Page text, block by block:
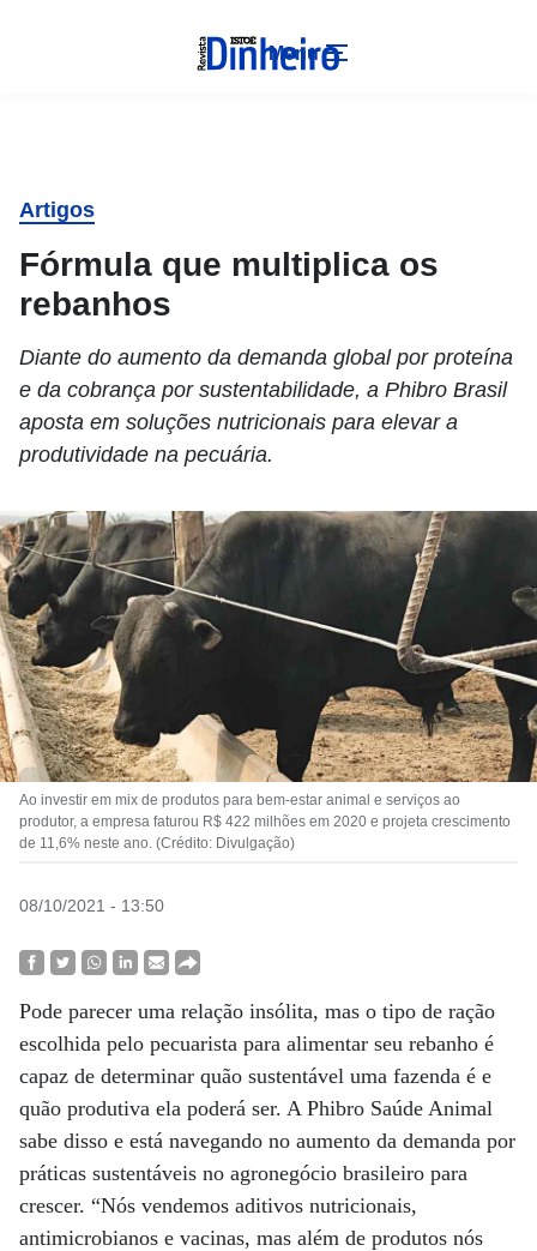
Menu
Artigos
Fórmula que multiplica os
rebanhos
Diante do aumento da demanda global por proteína
e da cobrança por sustentabilidade, a Phibro Brasil
aposta em soluções nutricionais para elevar a
produtividade na pecuária.
Ao investir em mix de produtos para bem-estar animal e serviços ao
produtor, a empresa faturou R$ 422 milhões em 2020 e projeta crescimento
de 11,6% neste ano. (Crédito: Divulgação)
08/10/2021 - 13:50
Pode parecer uma relação insólita, mas o tipo de ração
escolhida pelo pecuarista para alimentar seu rebanho é
capaz de determinar quão sustentável uma fazenda é e
quão produtiva ela poderá ser. A Phibro Saúde Animal
sabe disso e está navegando no aumento da demanda por
práticas sustentáveis no agronegócio brasileiro para
crescer. “Nós vendemos aditivos nutricionais,
antimicrobianos e vacinas, mas além de produtos nós